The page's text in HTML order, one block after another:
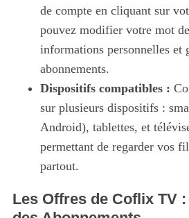
de compte en cliquant sur
pouvez modifier votre mot
informations personnelles et
abonnements.
Dispositifs compatibles :
sur plusieurs dispositifs :
Android), tablettes, et
permettant de regarder vos
partout.
Les Offres de Coflix TV